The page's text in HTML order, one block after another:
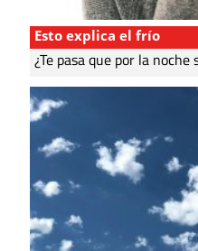
Esto explica el frío
¿Te pasa que por la